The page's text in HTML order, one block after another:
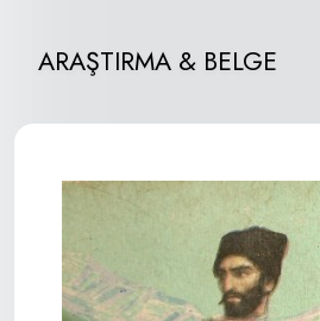
ARAŞTIRMA & BELGE